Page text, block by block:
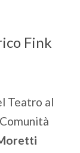
Fink
Teatro al